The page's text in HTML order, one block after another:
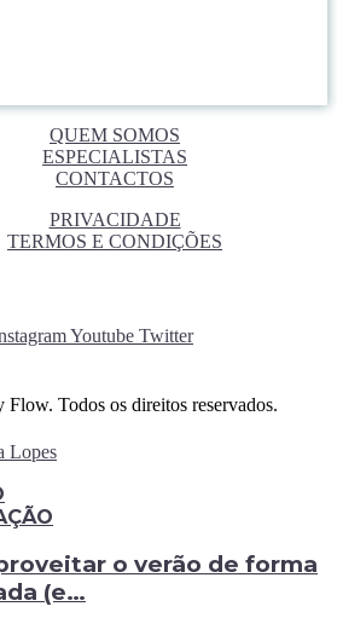
QUEM SOMOS
ESPECIALISTAS
CONTACTOS
PRIVACIDADE
TERMOS E CONDIÇÕES
Youtube Twitter
Todos os direitos reservados.
o verão de forma
(e…